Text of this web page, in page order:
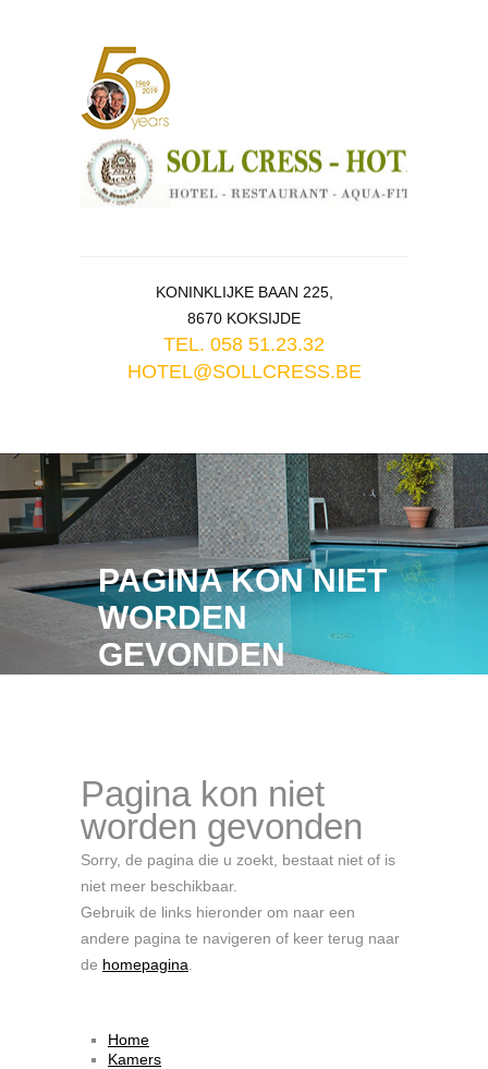
KONINKLIJKE BAAN 225,
8670 KOKSIJDE
TEL. 058 51.23.32
HOTEL@SOLLCRESS.BE
PAGINA KON NIET
WORDEN
GEVONDEN
Pagina kon niet
worden gevonden
Sorry, de pagina die u zoekt, bestaat niet of is
niet meer beschikbaar.
Gebruik de links hieronder om naar een
andere pagina te navigeren of keer terug naar
de homepagina
Home
Kamers